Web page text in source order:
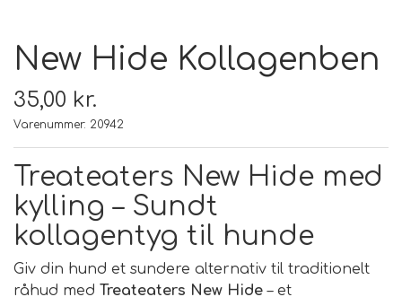
PRÆMIER & GAVER
New Hide Kollagenben
35,00 kr.
Varenummer: 20942
Treateaters New Hide med
kylling – Sundt
kollagentyg til hunde
Giv din hund et sundere alternativ til traditionelt
råhud med Treateaters New Hide – et